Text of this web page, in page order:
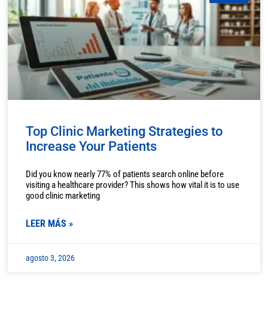
Top Clinic Marketing Strategies to
Increase Your Patients
Did you know nearly 77% of patients search online before
visiting a healthcare provider? This shows how vital it is to use
good clinic marketing
LEER MÁS »
agosto 3, 2026